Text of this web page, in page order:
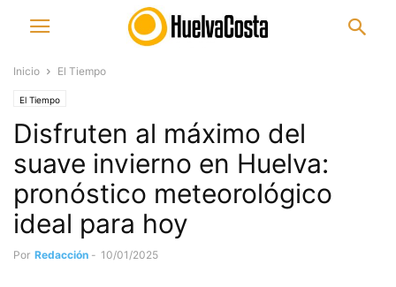
Inicio El Tiempo
El Tiempo
Disfruten al máximo del
suave invierno en Huelva:
pronóstico meteorológico
ideal para hoy
Por Redacción - 10/01/2025